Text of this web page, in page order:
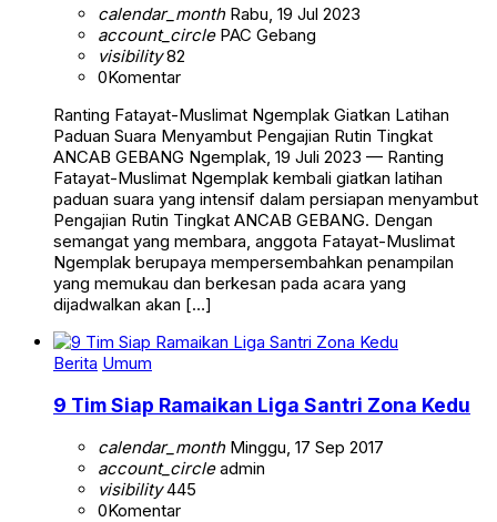
calendar_monthRabu, 19 Jul 2023
account_circlePAC Gebang
visibility82
0Komentar
Ranting Fatayat-Muslimat Ngemplak Giatkan Latihan
Paduan Suara Menyambut Pengajian Rutin Tingkat
ANCAB GEBANG Ngemplak, 19 Juli 2023 — Ranting
Fatayat-Muslimat Ngemplak kembali giatkan latihan
paduan suara yang intensif dalam persiapan menyambut
Pengajian Rutin Tingkat ANCAB GEBANG. Dengan
semangat yang membara, anggota Fatayat-Muslimat
Ngemplak berupaya mempersembahkan penampilan
yang memukau dan berkesan pada acara yang
dijadwalkan akan […]
Berita Umum
9 Tim Siap Ramaikan Liga Santri Zona Kedu
calendar_monthMinggu, 17 Sep 2017
account_circleadmin
visibility445
0Komentar